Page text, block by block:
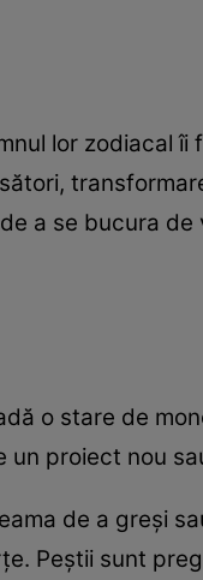
lor zodiacal
a se bucura
o stare de
un proiect nou
de a greși
Peștii sunt